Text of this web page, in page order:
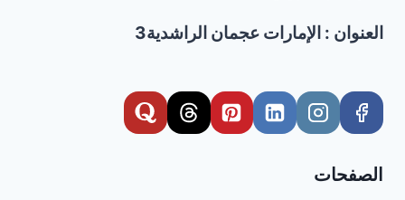
العنوان : الإمارات عجمان الراشدية3
الصفحات